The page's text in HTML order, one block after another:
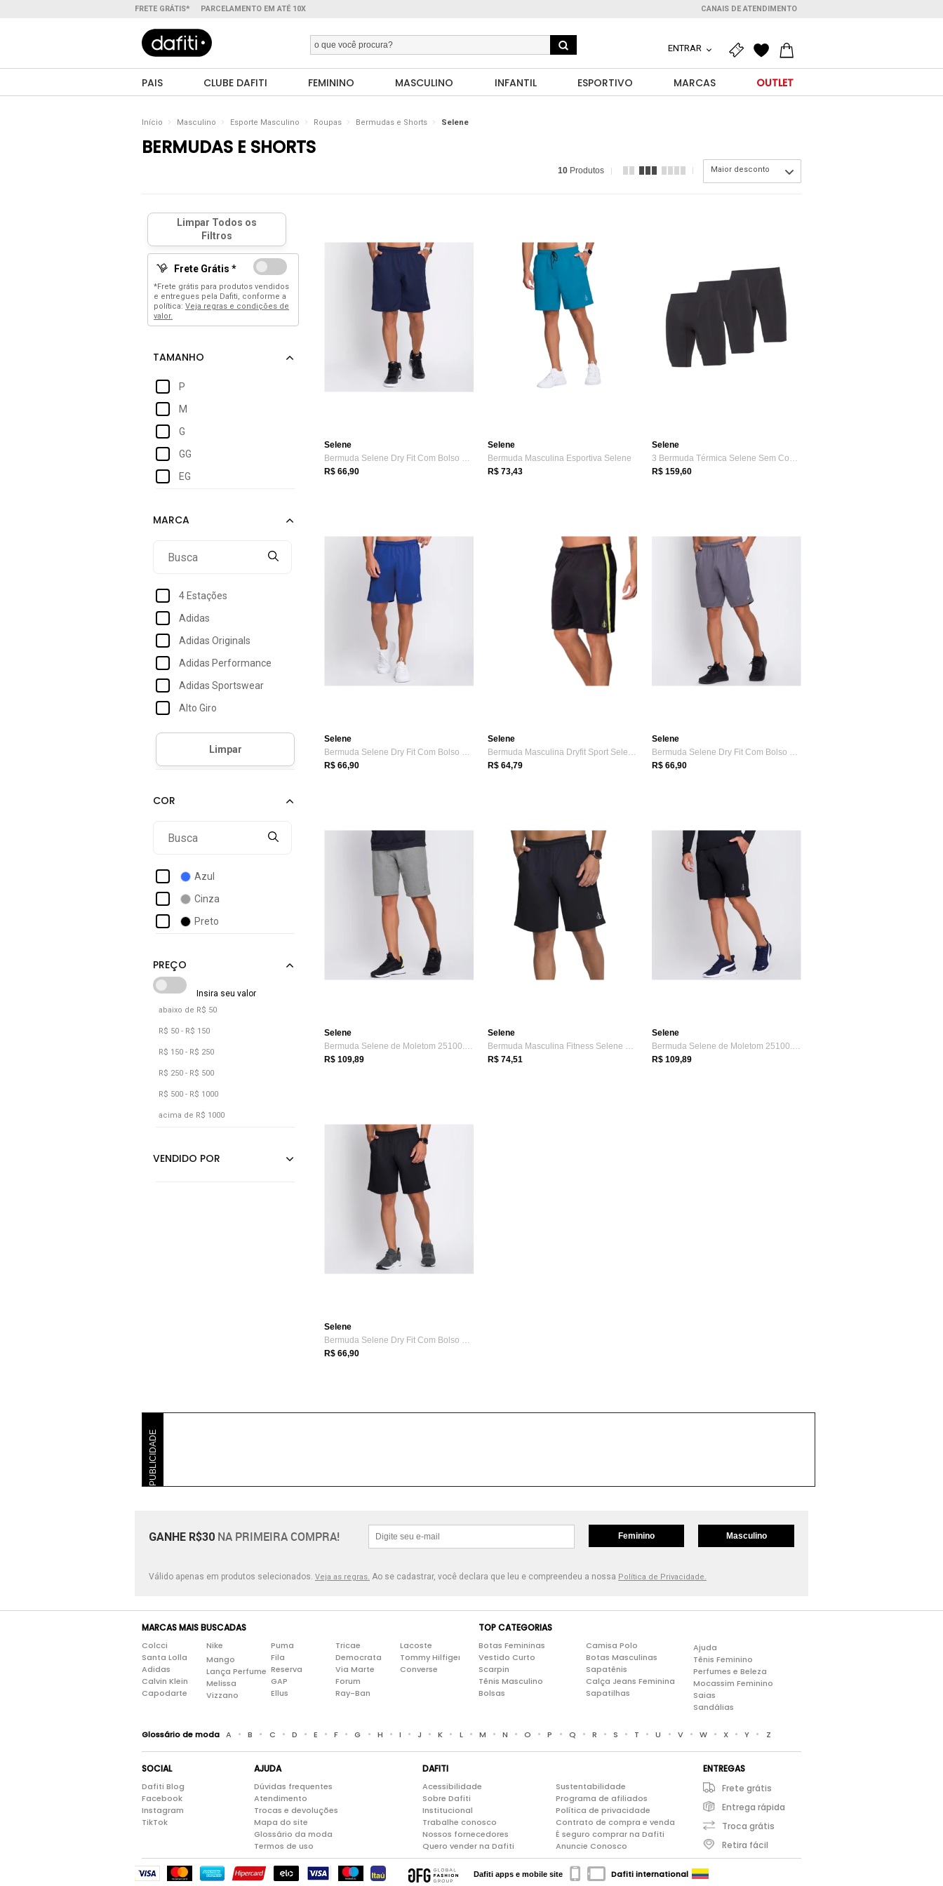
FRETE GRÁTIS* PARCELAMENTO EM ATÉ 10X CANAIS DE ATENDIMENTO
ENTRAR
PAIS CLUBE DAFITI FEMININO MASCULINO INFANTIL ESPORTIVO MARCAS OUTLET
Início Masculino Esporte Masculino Roupas Bermudas e Shorts Selene
BERMUDAS E SHORTS
10 Produtos Maior desconto
Frete Grátis *
*Frete grátis para produtos vendidos
e entregues pela Dafiti, conforme a
política: Veja regras e condições de
valor.
P
M
G
GG
EG
4 Estações
Adidas
Adidas Originals
Adidas Performance
Adidas Sportswear
Alto Giro
Amil
Aramis
Braziline
Dray
Elite
Azul
Cinza
Preto
abaixo de R$ 50
R$ 50 - R$ 150
R$ 150 - R$ 250
R$ 250 - R$ 500
R$ 500 - R$ 1000
acima de R$ 1000
Selene
Bermuda Selene Dry Fit Com Bolso 25110.002
R$ 66,90
Selene
Bermuda Masculina Esportiva Selene
R$ 73,43
Selene
3 Bermuda Térmica Selene Sem Costura Com...
R$ 159,60
Selene
Bermuda Selene Dry Fit Com Bolso 25110.002
R$ 66,90
Selene
Bermuda Masculina Dryfit Sport Selene
R$ 64,79
Selene
Bermuda Selene Dry Fit Com Bolso 25110.002
R$ 66,90
Selene
Bermuda Selene de Moletom 25100.001
R$ 109,89
Selene
Bermuda Masculina Fitness Selene 25110.0...
R$ 74,51
Selene
Bermuda Selene de Moletom 25100.001
R$ 109,89
Selene
Bermuda Selene Dry Fit Com Bolso 25110.002
R$ 66,90
PUBLICIDADE
GANHE R$30 NA PRIMEIRA COMPRA! Feminino Masculino
Válido apenas em produtos selecionados. Veja as regras. Ao se cadastrar, você declara que leu e compreendeu a nossa Política de Privacidade.
MARCAS MAIS BUSCADAS
Colcci
Santa Lolla
Adidas
Calvin Klein
Capodarte
Nike
Mango
Lança Perfume
Melissa
Vizzano
Puma
Fila
Reserva
GAP
Ellus
Tricae
Democrata
Via Marte
Forum
Ray-Ban
Lacoste
Tommy Hilfiger
Converse
TOP CATEGORIAS
Botas Femininas
Vestido Curto
Scarpin
Tênis Masculino
Bolsas
Camisa Polo
Botas Masculinas
Sapatênis
Calça Jeans Feminina
Sapatilhas
Ajuda
Tênis Feminino
Perfumes e Beleza
Mocassim Feminino
Saias
Sandálias
Glossário de moda A • B • C • D • E • F • G • H • I • J • K • L • M • N • O • P • Q • R • S • T • U • V • W • X • Y • Z
SOCIAL
Dafiti Blog
Facebook
Instagram
TikTok
AJUDA
Dúvidas frequentes
Atendimento
Trocas e devoluções
Mapa do site
Glossário da moda
Termos de uso
DAFITI
Acessibilidade
Sobre Dafiti
Institucional
Trabalhe conosco
Nossos fornecedores
Quero vender na Dafiti
Sustentabilidade
Programa de afiliados
Política de privacidade
Contrato de compra e venda
É seguro comprar na Dafiti
Anuncie Conosco
ENTREGAS
Frete grátis
Entrega rápida
Troca grátis
Retira fácil
Dafiti apps e mobile site Dafiti international